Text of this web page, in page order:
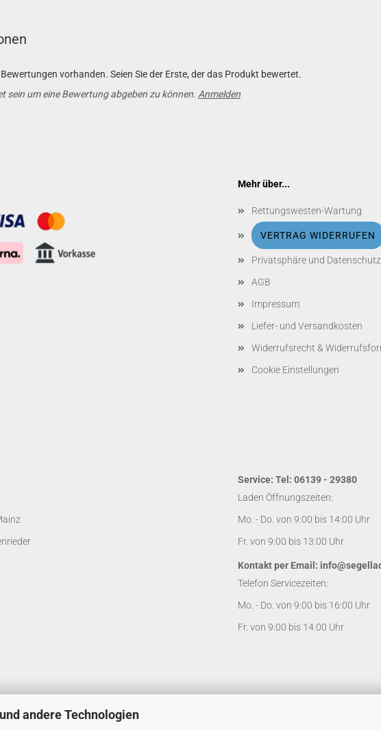
andere Technologien
vorhanden. Seien Sie der Erste, der das Produkt bewertet.
sein um eine Bewertung abgeben zu können. Anmelden
Mehr über...
Rettungswesten-Wartung
VERTRAG WIDERRUFEN
Privatsphäre und Datenschutz
AGB
Impressum
Liefer- und Versandkosten
Widerrufsrecht &
Cookie Einstellungen
Service: Tel: 06139 - 29380
Laden Öffnungszeiten:
Mo. - Do. von 9:00 bis 14:00 Uhr
Fr. von 9:00 bis 13:00 Uhr
Kontakt per Email:
Telefon Servicezeiten:
Mo. - Do. von 9:00 bis 16:00 Uhr
Fr. von 9:00 bis 14:00 Uhr